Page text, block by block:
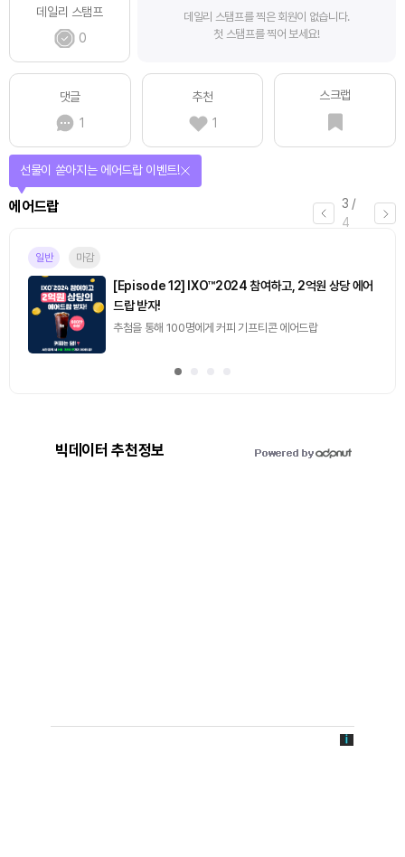
데일리 스탬프
0
데일리 스탬프를 찍은 회원이 없습니다.
첫 스탬프를 찍어 보세요!
댓글
1
추천
1
스크랩
3 /
4
에어드랍
선물이 쏟아지는 에어드랍 이벤트!
일반 마감
[Episode 12] IXO™2024 참여하고, 2억원 상당 에어
드랍 받자!
추첨을 통해 100명에게 커피 기프티콘 에어드랍
빅데이터 추천정보